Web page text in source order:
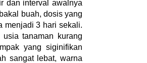
dan interval awalnya
buah, dosis yang
menjadi 3 hari sekali.
tanaman kurang
yang siginifikan
sangat lebat, warna